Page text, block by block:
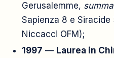
Gerusalemme,
Sapienza 8 e Siracide
Niccacci OFM);
1997 — Laurea in